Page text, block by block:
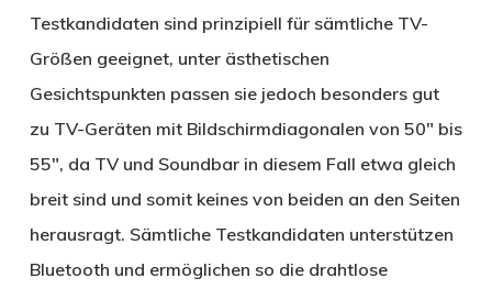
Testkandidaten sind prinzipiell für sämtliche TV-
Größen geeignet, unter ästhetischen
Gesichtspunkten passen sie jedoch besonders gut
zu TV-Geräten mit Bildschirmdiagonalen von 50″ bis
55″, da TV und Soundbar in diesem Fall etwa gleich
breit sind und somit keines von beiden an den Seiten
herausragt. Sämtliche Testkandidaten unterstützen
Bluetooth und ermöglichen so die drahtlose